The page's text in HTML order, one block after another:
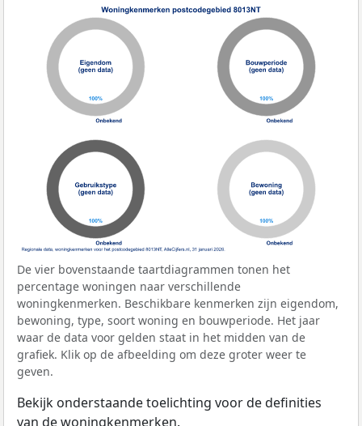
De vier bovenstaande taartdiagrammen tonen het
percentage woningen naar verschillende
woningkenmerken. Beschikbare kenmerken zijn eigendom,
bewoning, type, soort woning en bouwperiode. Het jaar
waar de data voor gelden staat in het midden van de
grafiek. Klik op de afbeelding om deze groter weer te
geven.
Bekijk onderstaande toelichting voor de definities
van de woningkenmerken.